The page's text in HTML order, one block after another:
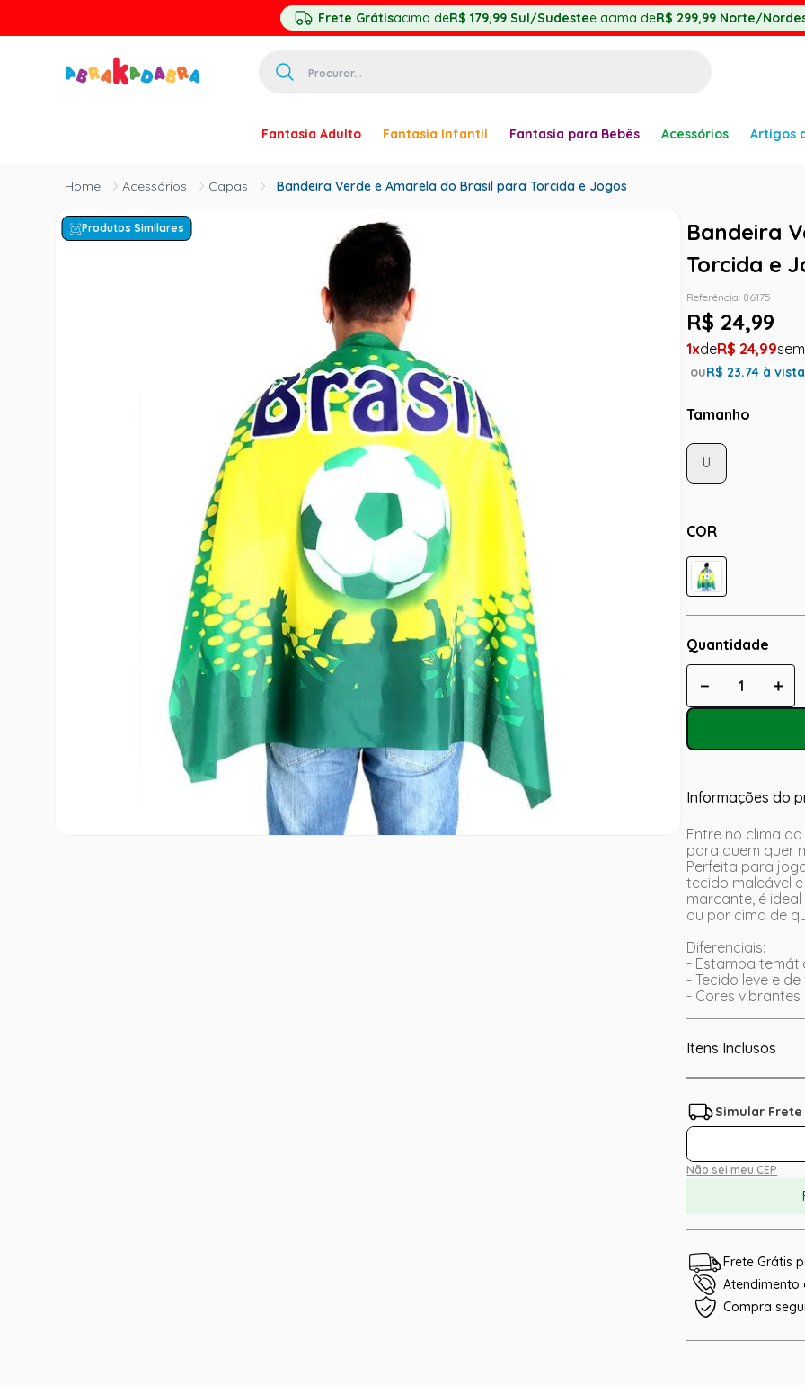
Frete Grátisacima deR$ 179,99 Sul/Sudestee acima deR$ 299,99 Norte/
Fantasia Adulto Fantasia Infantil Fantasia para Bebês Acessórios Artigos
Acessórios Capas Bandeira Verde e Amarela do Brasil para Torcida e Jogos
Produtos Similares
Bandeira
Torcida e
Referência: 86175
R$ 24,99
1 R$ 24,99
ouR$ 23.74 à vista
Tamanho
COR
U
Quantidade
＋
－
Informações do
Entre no clima
para quem quer
Perfeita para
tecido maleável
marcante, é
ou por cima de
Diferenciais:
- Estampa
- Tecido leve e
- Cores
Itens Inclusos
Não sei meu CEP
Frete Grátis
Atendimento
Compra
princesa
mascara
º
6º
harry potter
palhaço
8º
kpop
9º
branca neve
10º rumi